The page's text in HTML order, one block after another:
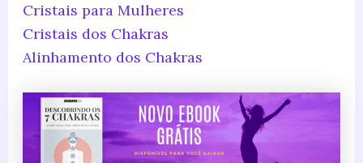
Cristais para Mulheres
Cristais dos Chakras
Alinhamento dos Chakras